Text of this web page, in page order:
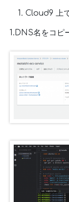
Cloud9 上
1.DNS名をコピ